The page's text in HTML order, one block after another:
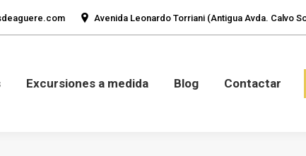
Avenida Leonardo Torriani (Antigua Avda. Calvo
Excursiones a medida Blog Contactar